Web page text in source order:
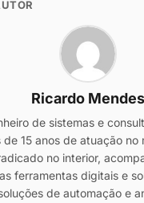
Ricardo Mendes
de sistemas e
de 15 anos de atuação no
no interior,
ferramentas digitais e
de automação e